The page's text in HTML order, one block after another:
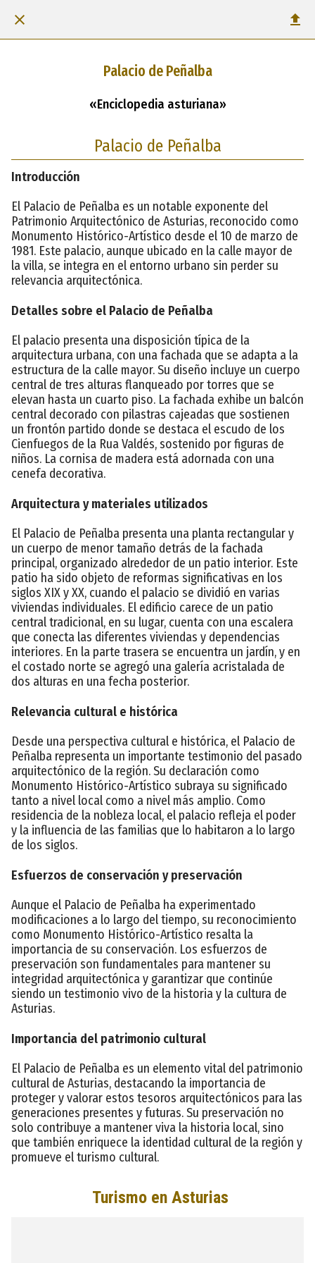
Palacio de Peñalba
«Enciclopedia asturiana»
Palacio de Peñalba
Introducción
El Palacio de Peñalba es un notable exponente del
Patrimonio Arquitectónico de Asturias, reconocido como
Monumento Histórico-Artístico desde el 10 de marzo de
1981. Este palacio, aunque ubicado en la calle mayor de
la villa, se integra en el entorno urbano sin perder su
relevancia arquitectónica.
Detalles sobre el Palacio de Peñalba
El palacio presenta una disposición típica de la
arquitectura urbana, con una fachada que se adapta a la
estructura de la calle mayor. Su diseño incluye un cuerpo
central de tres alturas flanqueado por torres que se
elevan hasta un cuarto piso. La fachada exhibe un balcón
central decorado con pilastras cajeadas que sostienen
un frontón partido donde se destaca el escudo de los
Cienfuegos de la Rua Valdés, sostenido por figuras de
niños. La cornisa de madera está adornada con una
cenefa decorativa.
Arquitectura y materiales utilizados
El Palacio de Peñalba presenta una planta rectangular y
un cuerpo de menor tamaño detrás de la fachada
principal, organizado alrededor de un patio interior. Este
patio ha sido objeto de reformas significativas en los
siglos XIX y XX, cuando el palacio se dividió en varias
viviendas individuales. El edificio carece de un patio
central tradicional, en su lugar, cuenta con una escalera
que conecta las diferentes viviendas y dependencias
interiores. En la parte trasera se encuentra un jardín, y en
el costado norte se agregó una galería acristalada de
dos alturas en una fecha posterior.
Relevancia cultural e histórica
Desde una perspectiva cultural e histórica, el Palacio de
Peñalba representa un importante testimonio del pasado
arquitectónico de la región. Su declaración como
Monumento Histórico-Artístico subraya su significado
tanto a nivel local como a nivel más amplio. Como
residencia de la nobleza local, el palacio refleja el poder
y la influencia de las familias que lo habitaron a lo largo
de los siglos.
Esfuerzos de conservación y preservación
Aunque el Palacio de Peñalba ha experimentado
modificaciones a lo largo del tiempo, su reconocimiento
como Monumento Histórico-Artístico resalta la
importancia de su conservación. Los esfuerzos de
preservación son fundamentales para mantener su
integridad arquitectónica y garantizar que continúe
siendo un testimonio vivo de la historia y la cultura de
Asturias.
Importancia del patrimonio cultural
El Palacio de Peñalba es un elemento vital del patrimonio
cultural de Asturias, destacando la importancia de
proteger y valorar estos tesoros arquitectónicos para las
generaciones presentes y futuras. Su preservación no
solo contribuye a mantener viva la historia local, sino
que también enriquece la identidad cultural de la región y
promueve el turismo cultural.